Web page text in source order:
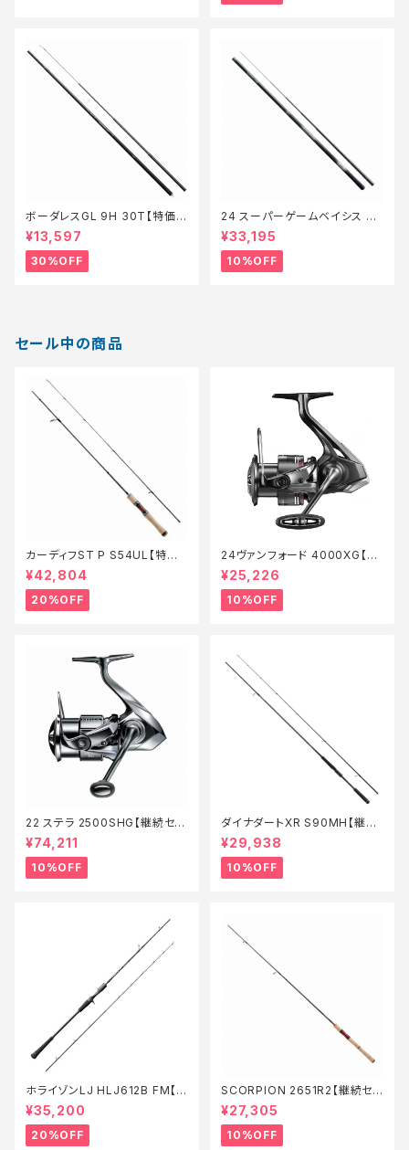
ボーダレスGL 9H 30T【特価ロ
ッド】【30】
¥13,597
30%OFF
24 スーパーゲームベイシス H
H 80-85Z 新製品2024【継続
セール_ロッド】【10】
¥33,195
10%OFF
セール中の商品
カーディフST P S54UL【特価
ロッド】【20】
¥42,804
20%OFF
24ヴァンフォード 4000XG【継
続セール_リール】【10】
¥25,226
10%OFF
22 ステラ 2500SHG【継続セー
ル_リール】【10】
¥74,211
10%OFF
ダイナダートXR S90MH【継続
セール_ロッド】【10】
¥29,938
10%OFF
ホライゾンLJ HLJ612B FM【特
価ロッド】【20】
¥35,200
20%OFF
SCORPION 2651R2【継続セ
ール_ロッド】【10】
¥27,305
10%OFF